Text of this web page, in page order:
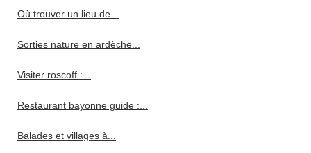
Où trouver un lieu de...
Sorties nature en ardèche...
Visiter roscoff :...
Restaurant bayonne guide :...
Balades et villages à...